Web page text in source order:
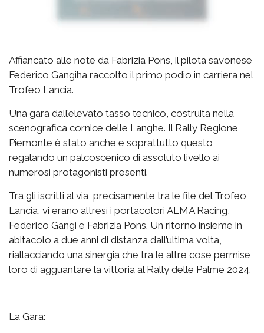
Affiancato alle note da Fabrizia Pons, il pilota savonese
Federico Gangiha raccolto il primo podio in carriera nel
Trofeo Lancia.
Una gara dall’elevato tasso tecnico, costruita nella
scenografica cornice delle Langhe. Il Rally Regione
Piemonte è stato anche e soprattutto questo,
regalando un palcoscenico di assoluto livello ai
numerosi protagonisti presenti.
Tra gli iscritti al via, precisamente tra le file del Trofeo
Lancia, vi erano altresì i portacolori ALMA Racing,
Federico Gangi e Fabrizia Pons. Un ritorno insieme in
abitacolo a due anni di distanza dall’ultima volta,
riallacciando una sinergia che tra le altre cose permise
loro di agguantare la vittoria al Rally delle Palme 2024.
La Gara: